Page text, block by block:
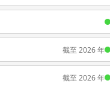
截至 2026 年
截至 2026 年